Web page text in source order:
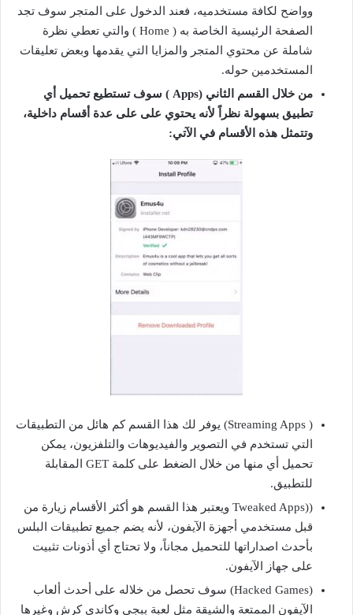
وواضح لكافة مستخدميه، فعند الدخول على المتجر سوف تجد
الصفحة الرئيسية الخاصة به ( Home ) والتي تعطي نظرة
شاملة عن محتوي المتجر والمزايا التي يقدمها وبعض تعليقات
المستخدمين حوله.
من خلال القسم الثاني (Apps ) سوف تستطيع تحميل أي
تطبيق بسهولة نظراً لأنه يحتوي على على عدة أقسام داخلية،
وتتمثل هذه الأقسام في الآتي:
( Streaming Apps) يوفر لك هذا القسم كم هائل من التطبيقات
التي تستخدم في التصوير والفيديوهات والتلفزيون، يمكن
تحميل أي منها من خلال الضغط على كلمة GET المقابلة
للتطبيق.
((Tweaked Apps ويعتبر هذا القسم هو أكثر الأقسام زيارة من
قبل مستخدمي أجهزة الآيفون، لأنه يضم جميع تطبيقات البلس
بأحدث اصداراتها للتحميل مجاناً، ولا تحتاج أي أذونات تثبيت
على جهاز الآيفون.
(Hacked Games) سوف تحصل من خلاله على أحدث ألعاب
الآيفون الممتعة والشيقة مثل لعبة ببجي وكاندي كرش وغيرها